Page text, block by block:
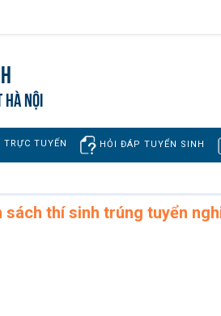
HÀ NỘI
TUYẾN HỎI ĐÁP TUYỂN SINH
sách thí sinh trúng tuyển